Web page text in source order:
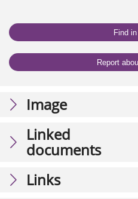
Find
Report
Image
Linked
documents
Links